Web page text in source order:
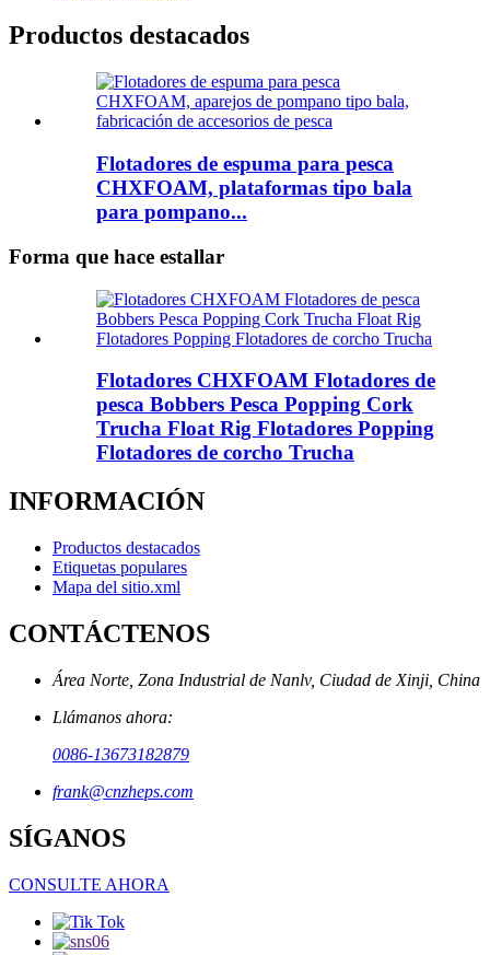
Productos destacados
Flotadores de espuma para pesca
CHXFOAM, plataformas tipo bala
para pompano...
Forma que hace estallar
Flotadores CHXFOAM Flotadores de
pesca Bobbers Pesca Popping Cork
Trucha Float Rig Flotadores Popping
Flotadores de corcho Trucha
INFORMACIÓN
Productos destacados
Etiquetas populares
Mapa del sitio.xml
CONTÁCTENOS
Área Norte, Zona Industrial de Nanlv, Ciudad de Xinji, China
Llámanos ahora:
0086-13673182879
frank@cnzheps.com
SÍGANOS
CONSULTE AHORA